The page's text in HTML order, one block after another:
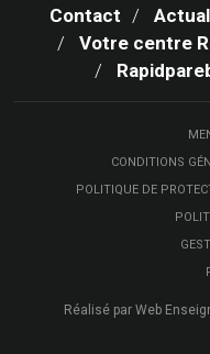
Contact
Votre centre
CONDITIONS
POLITIQUE DE
Réalisé par Web